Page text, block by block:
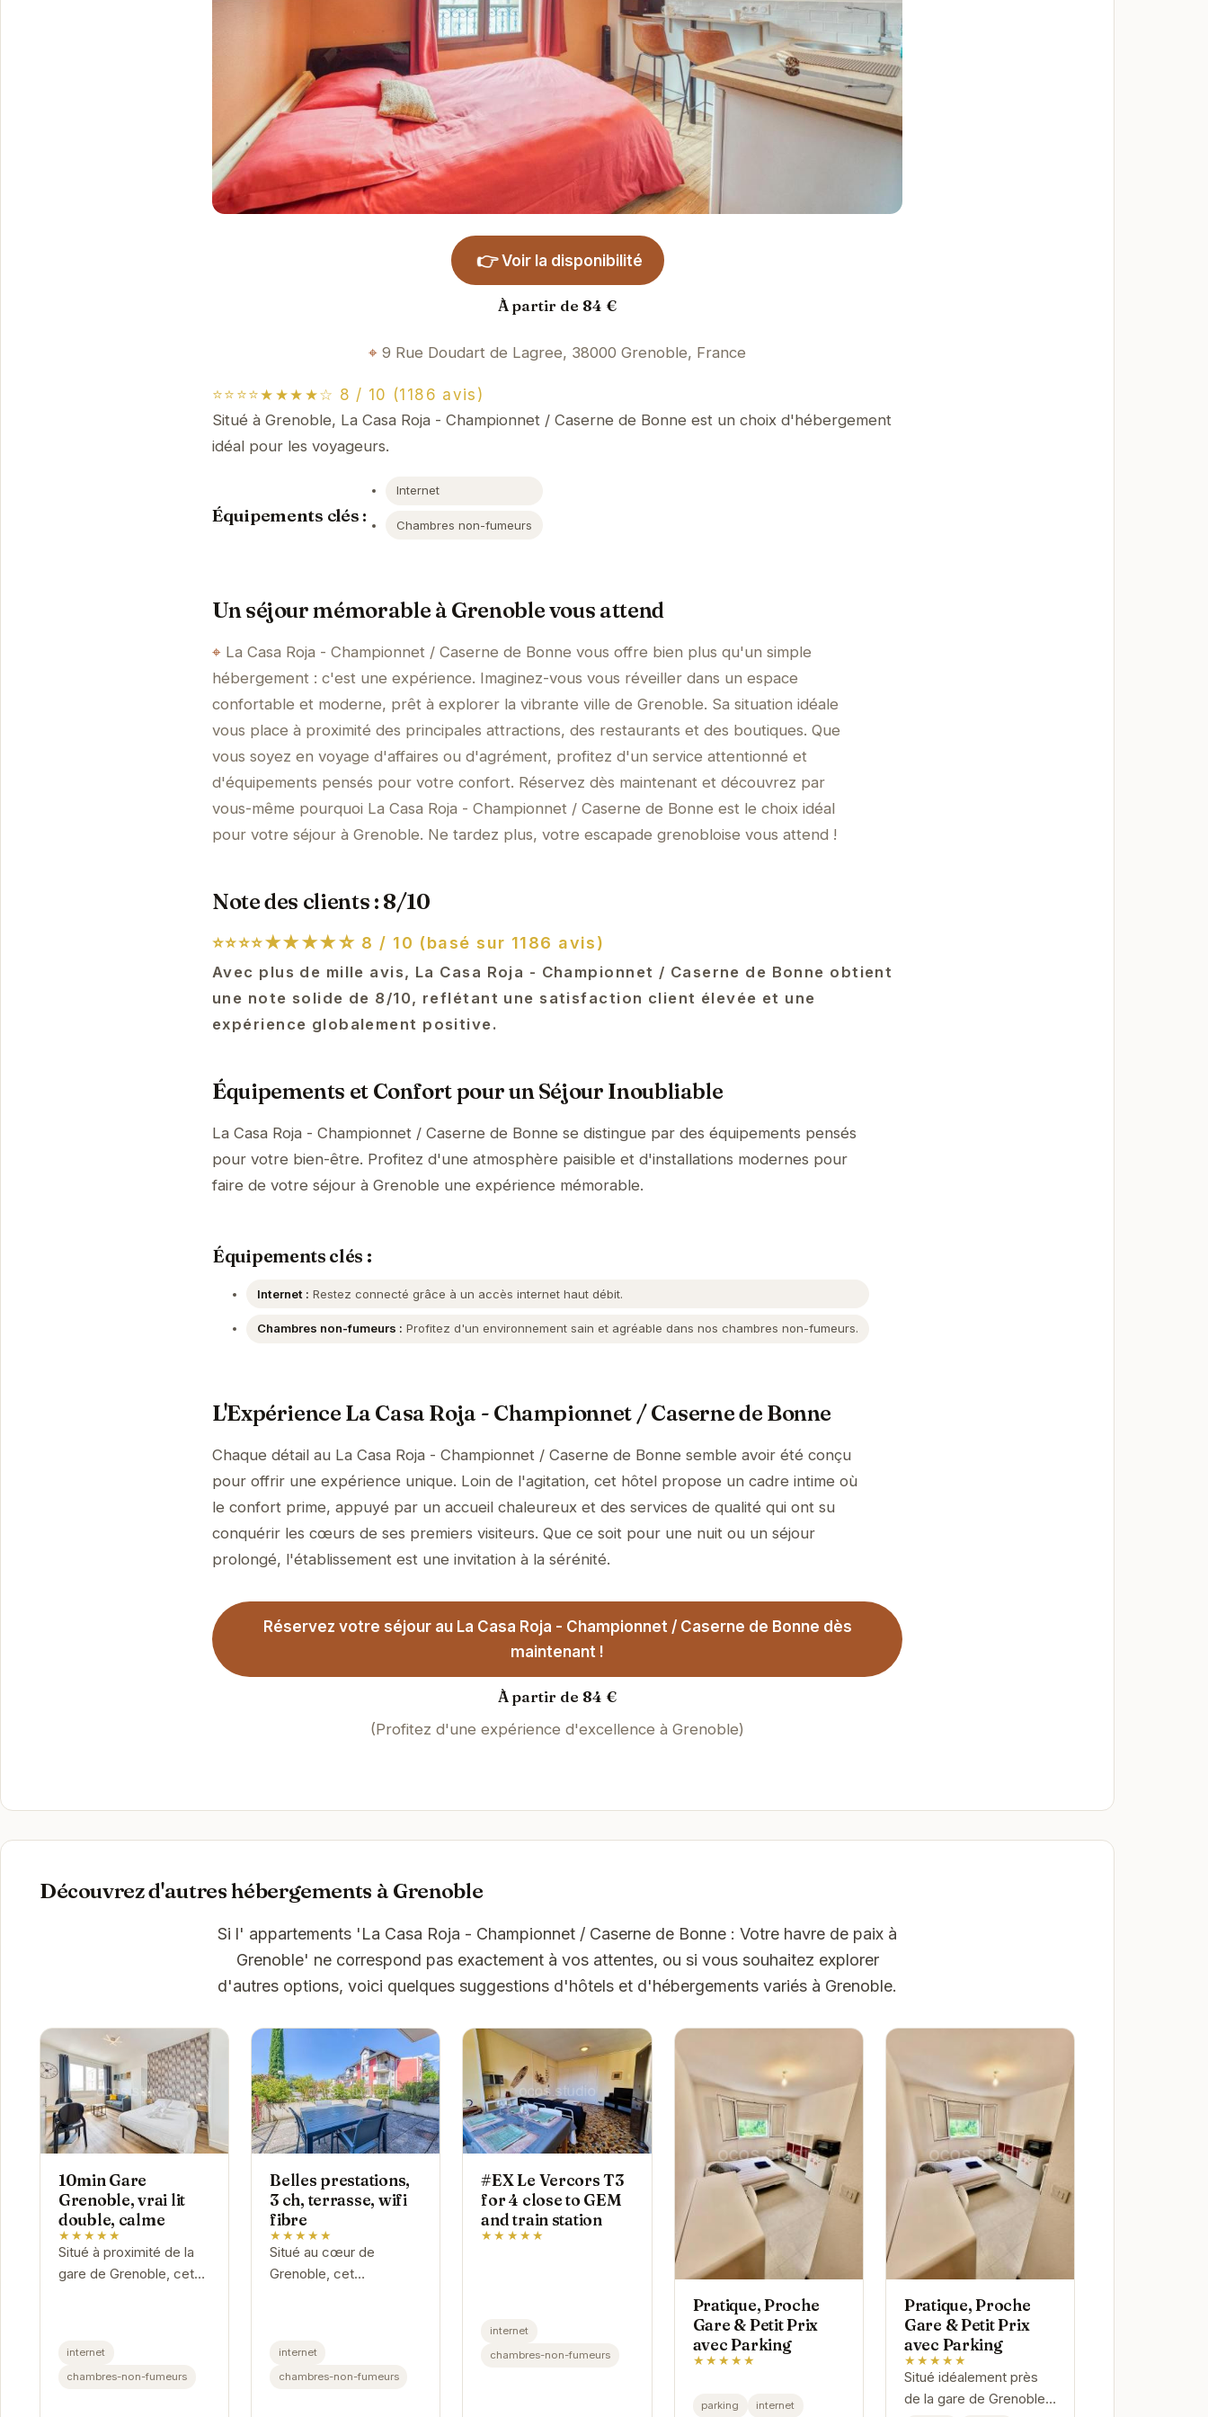
👉 Voir la disponibilité
À partir de 84 €
9 Rue Doudart de Lagree, 38000 Grenoble, France
⭐⭐⭐⭐★★★★☆ 8 / 10 (1186 avis)
Situé à Grenoble, La Casa Roja - Championnet / Caserne de Bonne est un choix d'hébergement
idéal pour les voyageurs.
Équipements clés :
Internet
Chambres non-fumeurs
Un séjour mémorable à Grenoble vous attend
La Casa Roja - Championnet / Caserne de Bonne vous offre bien plus qu'un simple
hébergement : c'est une expérience. Imaginez-vous vous réveiller dans un espace
confortable et moderne, prêt à explorer la vibrante ville de Grenoble. Sa situation idéale
vous place à proximité des principales attractions, des restaurants et des boutiques. Que
vous soyez en voyage d'affaires ou d'agrément, profitez d'un service attentionné et
d'équipements pensés pour votre confort. Réservez dès maintenant et découvrez par
vous-même pourquoi La Casa Roja - Championnet / Caserne de Bonne est le choix idéal
pour votre séjour à Grenoble. Ne tardez plus, votre escapade grenobloise vous attend !
Note des clients : 8/10
⭐⭐⭐⭐★★★★☆ 8 / 10 (basé sur 1186 avis)
Avec plus de mille avis, La Casa Roja - Championnet / Caserne de Bonne obtient
une note solide de 8/10, reflétant une satisfaction client élevée et une
expérience globalement positive.
Équipements et Confort pour un Séjour Inoubliable
La Casa Roja - Championnet / Caserne de Bonne se distingue par des équipements pensés
pour votre bien-être. Profitez d'une atmosphère paisible et d'installations modernes pour
faire de votre séjour à Grenoble une expérience mémorable.
Équipements clés :
Internet : Restez connecté grâce à un accès internet haut débit.
Chambres non-fumeurs : Profitez d'un environnement sain et agréable dans nos chambres non-fumeurs.
L'Expérience La Casa Roja - Championnet / Caserne de Bonne
Chaque détail au La Casa Roja - Championnet / Caserne de Bonne semble avoir été conçu
pour offrir une expérience unique. Loin de l'agitation, cet hôtel propose un cadre intime où
le confort prime, appuyé par un accueil chaleureux et des services de qualité qui ont su
conquérir les cœurs de ses premiers visiteurs. Que ce soit pour une nuit ou un séjour
prolongé, l'établissement est une invitation à la sérénité.
Réservez votre séjour au La Casa Roja - Championnet / Caserne de Bonne dès
maintenant !
À partir de 84 €
(Profitez d'une expérience d'excellence à Grenoble)
Découvrez d'autres hébergements à Grenoble
Si l' appartements 'La Casa Roja - Championnet / Caserne de Bonne : Votre havre de paix à
Grenoble' ne correspond pas exactement à vos attentes, ou si vous souhaitez explorer
d'autres options, voici quelques suggestions d'hôtels et d'hébergements variés à Grenoble.
10min Gare
Grenoble, vrai lit
double, calme
★★★★★
Situé à proximité de la
gare de Grenoble, cet
confortable, il est idéal
pour...
internet
chambres-non-fumeurs
Belles prestations,
3 ch, terrasse, wifi
fibre
★★★★★
Situé au cœur de
Grenoble, cet
Avec ses trois
chambres, sa terrasse
internet
chambres-non-fumeurs
#EX Le Vercors T3
for 4 close to GEM
and train station
★★★★★
internet
chambres-non-fumeurs
Pratique, Proche
Gare & Petit Prix
avec Parking
★★★★★
parking internet
Pratique, Proche
Gare & Petit Prix
avec Parking
★★★★★
Situé idéalement près
de la gare de Grenoble,